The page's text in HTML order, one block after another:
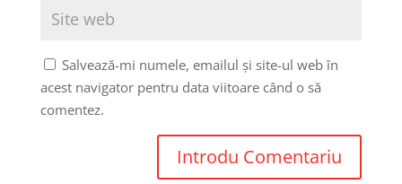
Salvează-mi numele, emailul și site-ul web în
acest navigator pentru data viitoare când o să
comentez.